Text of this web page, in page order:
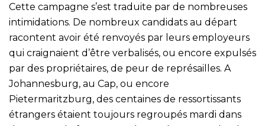
Cette campagne s’est traduite par de nombreuses
intimidations. De nombreux candidats au départ
racontent avoir été renvoyés par leurs employeurs
qui craignaient d’être verbalisés, ou encore expulsés
par des propriétaires, de peur de représailles. A
Johannesburg, au Cap, ou encore
Pietermaritzburg, des centaines de ressortissants
étrangers étaient toujours regroupés mardi dans